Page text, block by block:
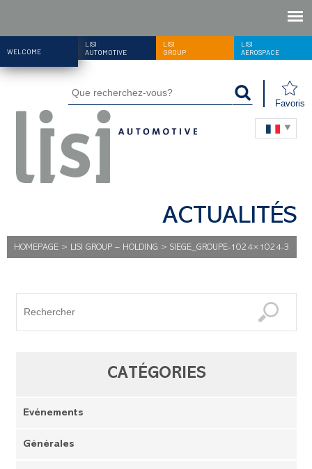
WELCOME
LISI
AUTOMOTIVE
LISI
GROUP
LISI
AEROSPACE
Favoris
ACTUALITÉS
HOMEPAGE > LISI GROUP – HOLDING > SIEGE_GROUPE-1024×1024-3
CATÉGORIES
Evénements
Générales